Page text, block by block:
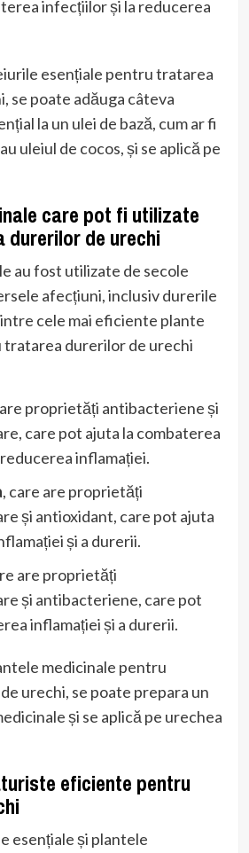
infecțiilor și la reducerea
esențiale pentru tratarea
se poate adăuga câteva
la un ulei de bază, cum ar fi
uleiul de cocos, și se aplică pe
care pot fi utilizate
de urechi
au fost utilizate de secole
afecțiuni, inclusiv durerile
cele mai eficiente plante
tratarea durerilor de urechi
proprietăți antibacteriene și
care pot ajuta la combaterea
inflamației.
, care are proprietăți
și antioxidant, care pot ajuta
și a durerii.
are proprietăți
și antibacteriene, care pot
inflamației și a durerii.
medicinale pentru
urechi, se poate prepara un
și se aplică pe urechea
eficiente pentru
esențiale și plantele